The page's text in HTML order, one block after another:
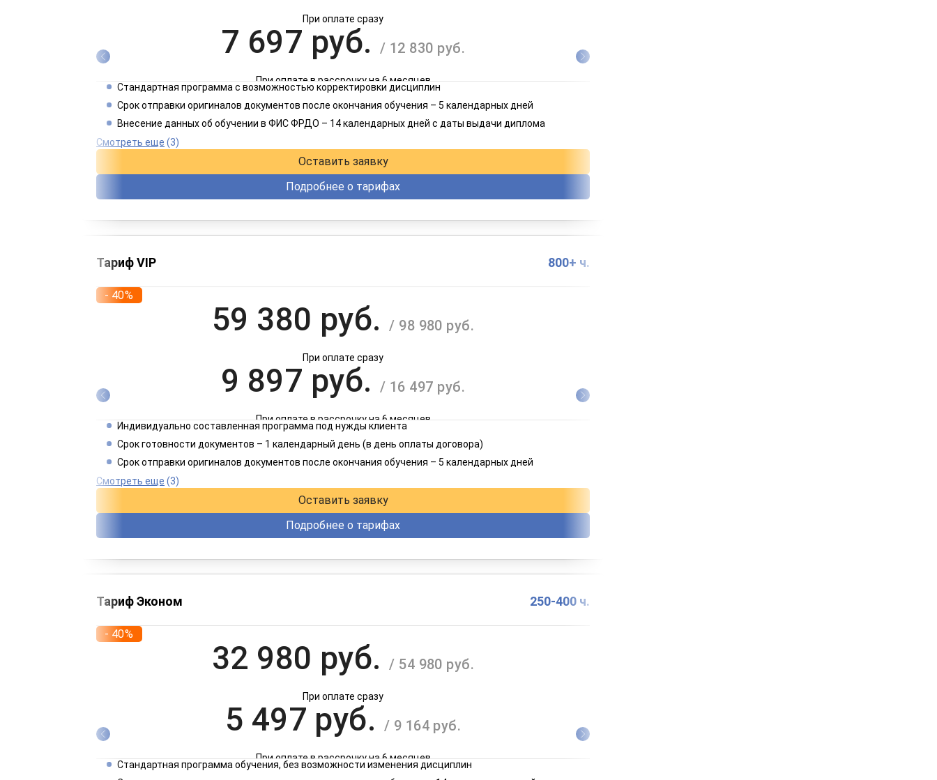
При оплате сразу
7 697 руб./ 12 830 руб.
При оплате в рассрочку на 6 месяцев
3 849 руб./ 6 415 руб.
Стандартная программа с возможностью корректировки дисциплин
Срок отправки оригиналов документов после окончания обучения – 5 календарных дней
Внесение данных об обучении в ФИС ФРДО – 14 календарных дней с даты выдачи диплома
Смотреть еще (3)
Оставить заявку
Подробнее о тарифах
Тариф VIP 800+ ч.
- 40%
59 380 руб./ 98 980 руб.
При оплате сразу
9 897 руб./ 16 497 руб.
При оплате в рассрочку на 6 месяцев
4 949 руб./ 8 249 руб.
Индивидуально составленная программа под нужды клиента
Срок готовности документов – 1 календарный день (в день оплаты договора)
Срок отправки оригиналов документов после окончания обучения – 5 календарных дней
Смотреть еще (3)
Оставить заявку
Подробнее о тарифах
Тариф Эконом 250-400 ч.
- 40%
32 980 руб./ 54 980 руб.
При оплате сразу
5 497 руб. / 9 164 руб.
При оплате в рассрочку на 6 месяцев
Стандартная программа обучения, без возможности изменения дисциплин